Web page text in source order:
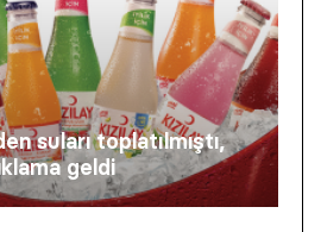
suları toplatılmıştı,
geldi